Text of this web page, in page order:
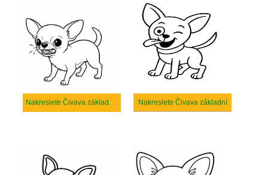
Nakreslete Čivava základní tisknutelné Nakreslete Čivava základní